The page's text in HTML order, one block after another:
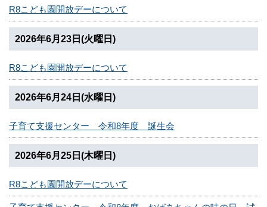
R8こども園開放デーについて
2026年6月23日(火曜日)
R8こども園開放デーについて
2026年6月24日(水曜日)
子育て支援センター 令和8年度 誕生会
2026年6月25日(木曜日)
R8こども園開放デーについて